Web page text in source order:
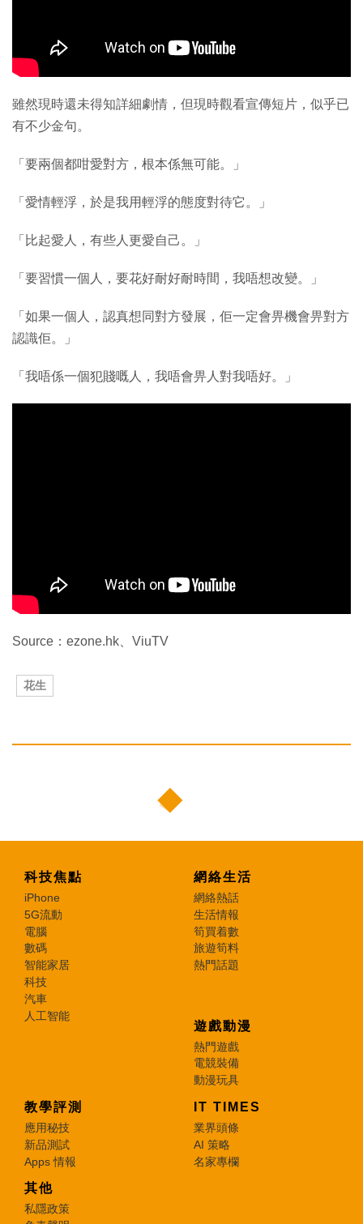
雖然現時還未得知詳細劇情，但現時觀看宣傳短片，似乎已
有不少金句。
「要兩個都咁愛對方，根本係無可能。」
「愛情輕浮，於是我用輕浮的態度對待它。」
「比起愛人，有些人更愛自己。」
「要習慣一個人，要花好耐好耐時間，我唔想改變。」
「如果一個人，認真想同對方發展，佢一定會畀機會畀對方
認識佢。」
「我唔係一個犯賤嘅人，我唔會畀人對我唔好。」
Source：ezone.hk、ViuTV
花生
科技焦點
iPhone
5G流動
電腦
數碼
智能家居
科技
汽車
人工智能
網絡生活
網絡熱話
生活情報
筍買着數
旅遊筍料
熱門話題
遊戲動漫
熱門遊戲
電競裝備
動漫玩具
教學評測
應用秘技
新品測試
Apps 情報
IT TIMES
業界頭條
AI 策略
名家專欄
其他
私隱政策